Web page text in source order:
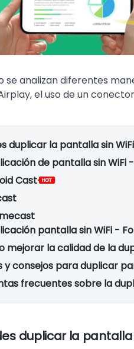
se analizan diferentes
el uso de un
duplicar la pantalla sin
de pantalla sin WiFi
Cast
pantalla sin WiFi -
mejorar la calidad de la
y consejos para duplicar
frecuentes sobre la
duplicar la pantalla